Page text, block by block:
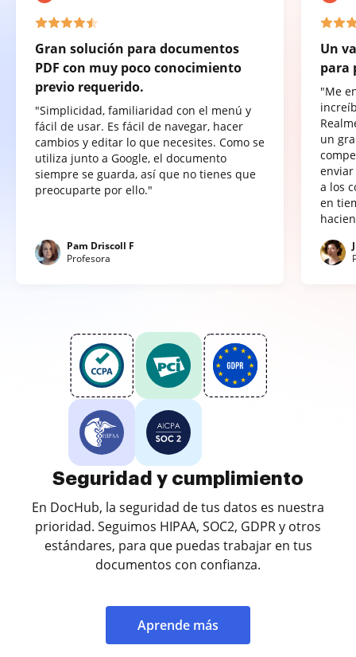
Gran solución para documentos
PDF con muy poco conocimiento
previo requerido.
"Simplicidad, familiaridad con el menú y
fácil de usar. Es fácil de navegar, hacer
cambios y editar lo que necesites. Como se
utiliza junto a Google, el documento
siempre se guarda, así que no tienes que
preocuparte por ello."
Pam Driscoll F
Profesora
Un
para
"Me
un
a los
en
Seguridad y cumplimiento
En DocHub, la seguridad de tus datos es nuestra
prioridad. Seguimos HIPAA, SOC2, GDPR y otros
estándares, para que puedas trabajar en tus
documentos con confianza.
Aprende más